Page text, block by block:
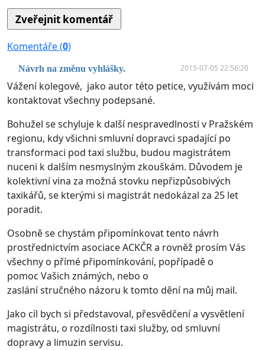
Komentáře (0)
Návrh na změnu vyhlášky. 2015-07-05 22:56:20
Vážení kolegové, jako autor této petice, využívám moci
kontaktovat všechny podepsané.
Bohužel se schyluje k další nespravedlnosti v Pražském
regionu, kdy všichni smluvní dopravci spadající po
transformaci pod taxi službu, budou magistrátem
nuceni k dalším nesmyslným zkouškám. Důvodem je
kolektivní vina za možná stovku nepřizpůsobivých
taxikářů, se kterými si magistrát nedokázal za 25 let
poradit.
Osobně se chystám připomínkovat tento návrh
prostřednictvím asociace ACKČR a rovněž prosím Vás
všechny o přímé připomínkování, popřípadě o
pomoc Vašich známých, nebo o
zaslání stručného názoru k tomto dění na můj mail.
Jako cíl bych si představoval, přesvědčení a vysvětlení
magistrátu, o rozdílnosti taxi služby, od smluvní
dopravy a limuzin servisu.